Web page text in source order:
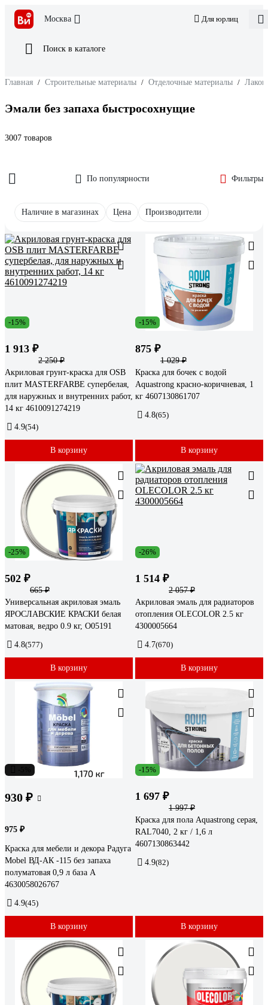
Москва Для юрлиц
Поиск в каталоге
Главная / Строительные материалы / Отделочные материалы /
Эмали без запаха быстросохнущие
3007 товаров
По популярности Фильтры
Наличие в магазинах Цена Производители
-15%
1 913 ₽
2 250 ₽
Акриловая грунт-краска для OSB
плит MASTERFARBE супербелая,
для наружных и внутренних работ,
14 кг 4610091274219
4.9(54)
В корзину
-15%
875 ₽
1 029 ₽
Краска для бочек с водой
Aquastrong красно-коричневая, 1
кг 4607130861707
4.8(65)
В корзину
-25%
502 ₽
665 ₽
Универсальная акриловая эмаль
ЯРОСЛАВСКИЕ КРАСКИ белая
матовая, ведро 0.9 кг, О05191
4.8(577)
В корзину
-26%
1 514 ₽
2 057 ₽
Акриловая эмаль для радиаторов
отопления OLECOLOR 2.5 кг
4300005664
4.7(670)
В корзину
930 ₽
975 ₽
Краска для мебели и декора Радуга
Mobel ВД-АК -115 без запаха
полуматовая 0,9 л база А
4630058026767
4.9(45)
В корзину
-15%
1 697 ₽
1 997 ₽
Краска для пола Aquastrong серая,
RAL7040, 2 кг / 1,6 л
4607130863442
4.9(82)
В корзину